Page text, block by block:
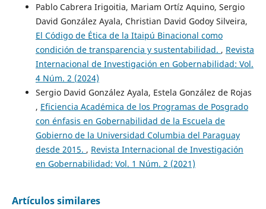
Pablo Cabrera Irigoitia, Mariam Ortíz Aquino, Sergio
David González Ayala, Christian David Godoy Silveira,
El Código de Ética de la Itaipú Binacional como
condición de transparencia y sustentabilidad. , Revista
Internacional de Investigación en Gobernabilidad: Vol.
4 Núm. 2 (2024)
Sergio David González Ayala, Estela González de Rojas
, Eficiencia Académica de los Programas de Posgrado
con énfasis en Gobernabilidad de la Escuela de
Gobierno de la Universidad Columbia del Paraguay
desde 2015. , Revista Internacional de Investigación
en Gobernabilidad: Vol. 1 Núm. 2 (2021)
Artículos similares